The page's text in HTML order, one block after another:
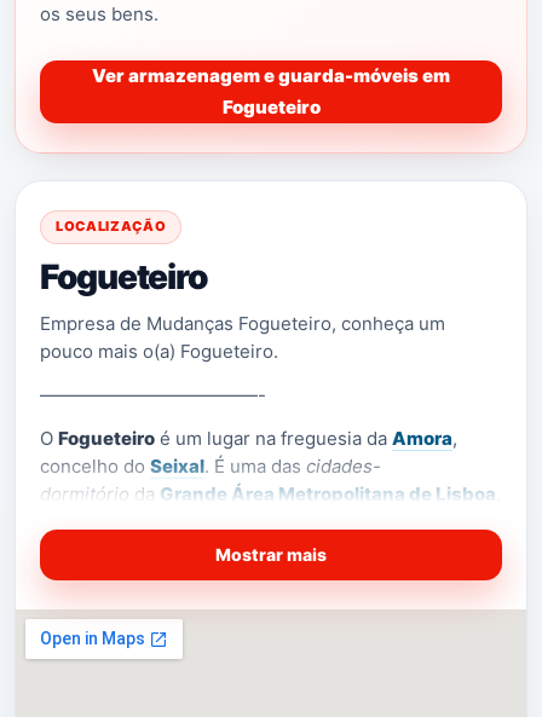
os seus bens.
Ver armazenagem e guarda-móveis em
Fogueteiro
LOCALIZAÇÃO
Fogueteiro
Empresa de Mudanças Fogueteiro, conheça um
pouco mais o(a) Fogueteiro.
————————————-
O Fogueteiro é um lugar na freguesia da Amora,
concelho do Seixal. É uma das cidades-
dormitório da Grande Área Metropolitana de Lisboa
do
crescimento da Margem Sul. Assim, este lugar
perdeu progressivamente a sua vertente rural
Mostrar mais